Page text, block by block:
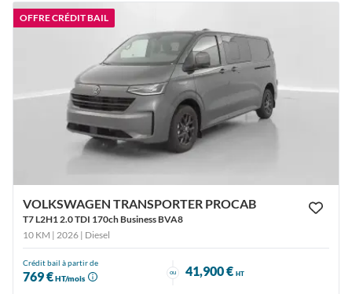
OFFRE CRÉDIT BAIL
VOLKSWAGEN TRANSPORTER PROCAB
T7 L2H1 2.0 TDI 170ch Business BVA8
10 KM | 2026 | Diesel
Crédit bail à partir de
769 €HT/mois
ou 41,900 € HT